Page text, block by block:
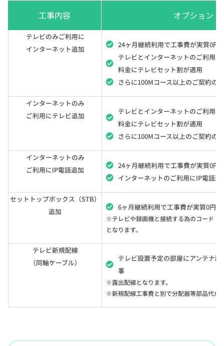
工事内容 オプション・
テレビのみご利用に
インターネット追加
24ヶ月継続利用で工事費が実質0円
テレビとインターネットのご利用
料金にテレビセット割が適用
さらに100Mコース以上のご契約の
インターネットのみ
ご利用にテレビ追加
テレビとインターネットのご利用
料金にテレビセット割が適用
さらに100Mコース以上のご契約の
インターネットのみ
ご利用にIP電話追加
24ヶ月継続利用で工事費が実質0円
インターネットのご利用にIP電話追
セットトップボックス（STB）
追加
6ヶ月継続利用で工事費が実質0円
※テレビや録画機と接続する為のコード（
となります。
テレビ新規配線
（同軸ケーブル）
テレビ設置予定の部屋にアンテナ
事
※露出配線となります。
※新規配線工事費と別で分配器等部品代が